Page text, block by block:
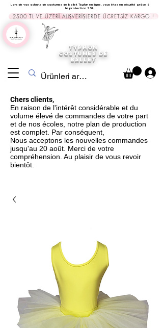
Lors de vos achats de costumes de ballet Tayfun en ligne, vous êtes en sécurité grâce à
la protection SSL.
2500 TL VE ÜZERİ ALIŞVERİŞLERDE ÜCRETSİZ KARGO !
TYPHON
COSTUMES DE
BALLET
Chers clients,
En raison de l'intérêt considérable et du
volume élevé de commandes de votre part
et de nos écoles, notre plan de production
est complet. Par conséquent,
Nous acceptons les nouvelles commandes
jusqu'au 20 août. Merci de votre
compréhension. Au plaisir de vous revoir
bientôt.